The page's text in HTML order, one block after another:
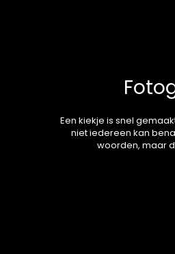
Een kiekje is snel
niet iedereen kan
woorden, maar